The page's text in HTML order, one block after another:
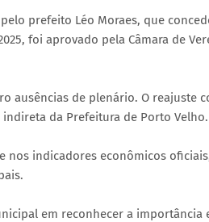
prefeito Léo Moraes, que
foi aprovado pela Câmara de
ausências de plenário. O reajuste
da Prefeitura de Porto Velho.
nos indicadores econômicos
em reconhecer a importância